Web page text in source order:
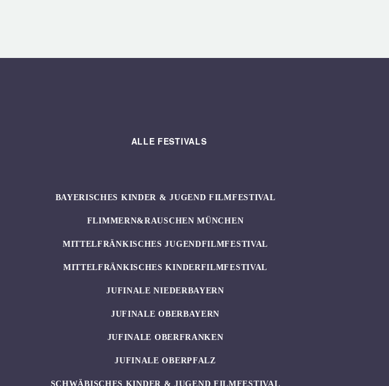
ALLE FESTIVALS
BAYERISCHES KINDER & JUGEND FILMFESTIVAL
FLIMMERN&RAUSCHEN MÜNCHEN
MITTELFRÄNKISCHES JUGENDFILMFESTIVAL
MITTELFRÄNKISCHES KINDERFILMFESTIVAL
JUFINALE NIEDERBAYERN
JUFINALE OBERBAYERN
JUFINALE OBERFRANKEN
JUFINALE OBERPFALZ
SCHWÄBISCHES KINDER & JUGEND FILMFESTIVAL